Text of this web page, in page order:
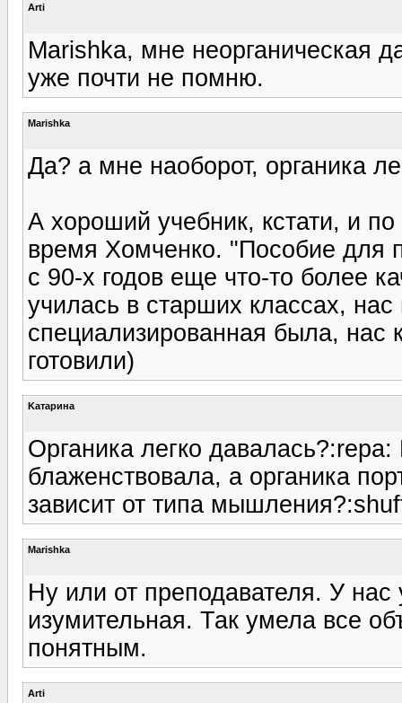
Arti
Marishka, мне неорганическая
уже почти не помню.
Marishka
Да? а мне наоборот, органика
А хороший учебник, кстати, и
время Хомченко. "Пособие для
с 90-х годов еще что-то более
училась в старших классах,
специализированная была, нас
готовили)
Kатарина
Органика легко
блаженствовала, а органика
зависит от типа
Marishka
Ну или от преподавателя. У
изумительная. Так умела все
понятным.
Arti